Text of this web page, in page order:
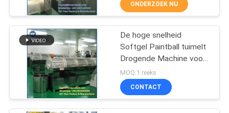
Gelatine Smeltende
Tank
33
ONDERZOEK NU
De hoge snelheid
Softgel Paintball tuimelt
Drogende Machine voor
de Oliën van Softgel of
van Vissen
MOQ:1 reeks
CONTACT